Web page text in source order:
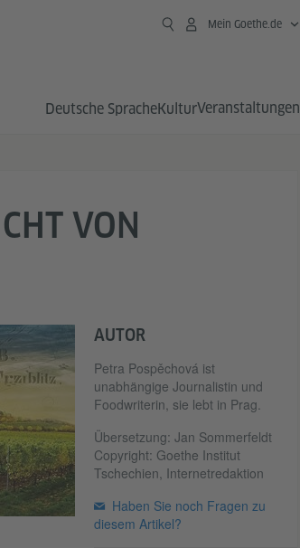
Mein Goethe.de
Deutsche SpracheKulturVeranstaltungen
VON
AUTOR
Petra Pospěchová ist
unabhängige Journalistin und
Foodwriterin, sie lebt in Prag.
Übersetzung: Jan Sommerfeldt
Copyright: Goethe Institut
Tschechien, Internetredaktion
Haben Sie noch Fragen zu
diesem Artikel?